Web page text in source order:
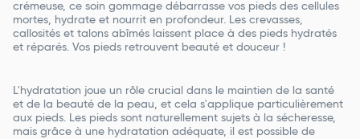
crémeuse, ce soin gommage débarrasse vos pieds des cellules
mortes, hydrate et nourrit en profondeur. Les crevasses,
callosités et talons abîmés laissent place à des pieds hydratés
et réparés. Vos pieds retrouvent beauté et douceur !
L'hydratation joue un rôle crucial dans le maintien de la santé
et de la beauté de la peau, et cela s'applique particulièrement
aux pieds. Les pieds sont naturellement sujets à la sécheresse,
mais grâce à une hydratation adéquate, il est possible de